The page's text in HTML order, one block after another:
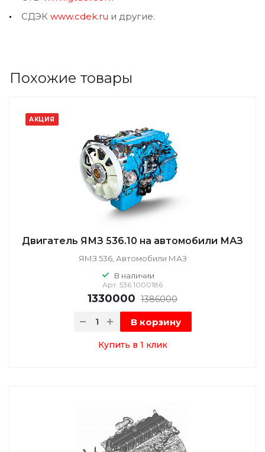
СДЭК www.cdek.ru и другие.
Похожие товары
АКЦИЯ
Двигатель ЯМЗ 536.10 на автомобили МАЗ
ЯМЗ 536, Автомобили МАЗ
В наличии
Арт. 536.1000186
1330000 1386000
В корзину
Купить в 1 клик